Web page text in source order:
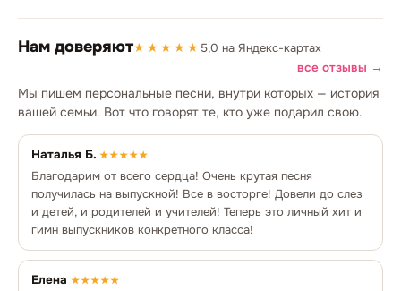
Нам доверяют★★★★★ 5,0 на Яндекс-картах
все отзывы →
Мы пишем персональные песни, внутри которых — история
вашей семьи. Вот что говорят те, кто уже подарил свою.
Наталья Б. ★★★★★
Благодарим от всего сердца! Очень крутая песня
получилась на выпускной! Все в восторге! Довели до слез
и детей, и родителей и учителей! Теперь это личный хит и
гимн выпускников конкретного класса!
Елена ★★★★★